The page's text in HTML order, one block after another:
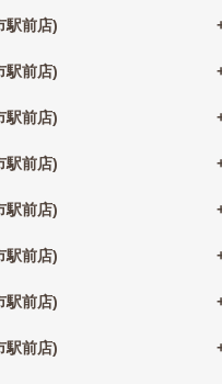
駅前店)
駅前店)
駅前店)
駅前店)
駅前店)
駅前店)
駅前店)
駅前店)